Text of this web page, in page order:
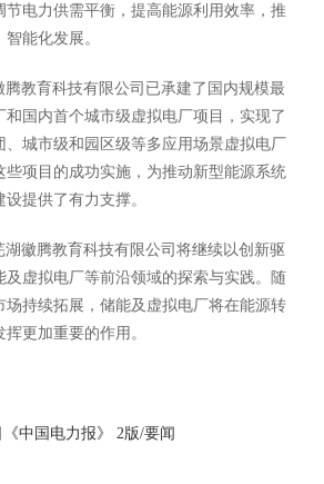
节电力供需平衡，提高能源利用效率，推
能化发展。
腾教育科技有限公司已承建了国内规模最
和国内首个城市级虚拟电厂项目，实现了
、城市级和园区级等多应用场景虚拟电厂
些项目的成功实施，为推动新型能源系统
提供了有力支撑。
湖徽腾教育科技有限公司将继续以创新驱
及虚拟电厂等前沿领域的探索与实践。随
场持续拓展，储能及虚拟电厂将在能源转
更加重要的作用。
中国电力报》 2版/要闻